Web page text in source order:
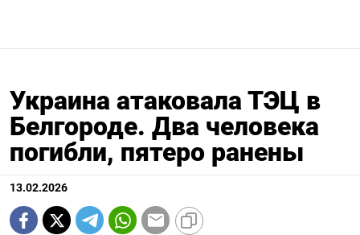
Украина атаковала ТЭЦ в
Белгороде. Два человека
погибли, пятеро ранены
13.02.2026